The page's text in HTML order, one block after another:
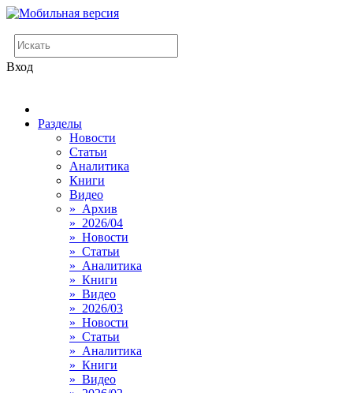
Вход
Разделы
Новости
Статьи
Аналитика
Книги
Видео
» Архив
» 2026/04
» Новости
» Статьи
» Аналитика
» Книги
» Видео
» 2026/03
» Новости
» Статьи
» Аналитика
» Книги
» Видео